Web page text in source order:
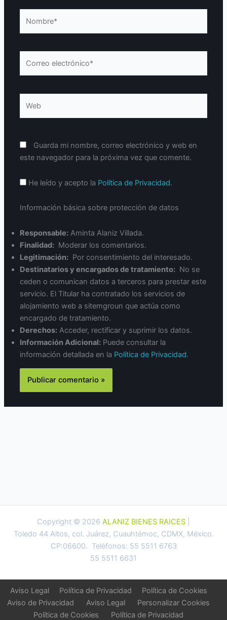
electrónico*
Guarda mi nombre, correo electrónico y web en
este navegador para la próxima vez que comente.
He leído y acepto la Política de Privacidad.
Información básica sobre protección de datos
Responsable: Aminta Alaniz Villada.
Finalidad: Moderar los comentarios.
Legitimación: Por consentimiento del interesado.
Destinatarios y encargados de tratamiento: No se
ceden o comunican datos a terceros para prestar este
servicio. El Titular ha contratado los servicios de
alojamiento web a sitemgroun que actúa como
encargado de tratamiento.
Derechos: Acceder, rectificar y suprimir los datos.
Información Adicional: Puede consultar la
información detallada en la Política de Privacidad.
Copyright © 2026 ALANIZ BIENES RAICES
Toledo 44 Altos, col. Juárez, Cuauhtémoc, CDMX, México.
CP:06600. Teléfonos: 55 5511 6763
55 5511 6631
Aviso Legal Política de Privacidad
Política de Cookies
Aviso de Privacidad
Aviso Legal
Personalizar Cookies
Política de Cookies
Política de Privacidad